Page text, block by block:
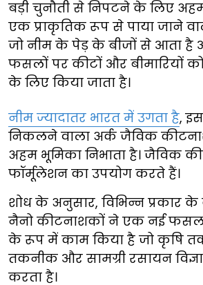
बड़ी चुनौती से निपटने के लिए
एक प्राकृतिक रूप से पाया जाने
जो नीम के पेड़ के बीजों से आता है
फसलों पर कीटों और बीमारियों
के लिए किया जाता है।
नीम ज्यादातर भारत में उगता है,
निकलने वाला अर्क जैविक
अहम भूमिका निभाता है। जैविक
फॉर्मूलेशन का उपयोग करते हैं।
शोध के अनुसार, विभिन्न प्रकार
नैनो कीटनाशकों ने एक नई फसल
के रूप में काम किया है जो कृषि
तकनीक और सामग्री रसायन
करता है।